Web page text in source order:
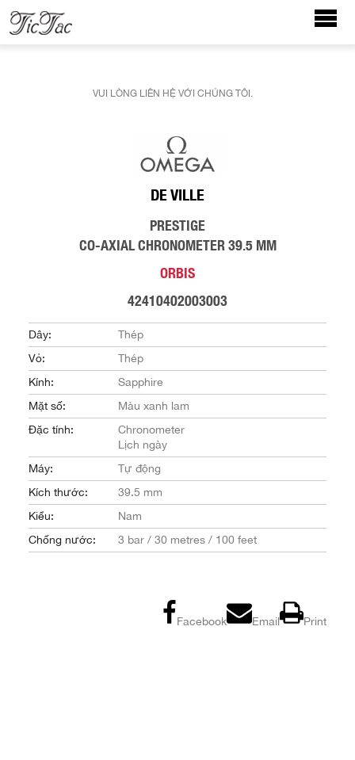
VUI LÒNG LIÊN HỆ VỚI CHÚNG TÔI.
DE VILLE
PRESTIGE
CO-AXIAL CHRONOMETER 39.5 MM
ORBIS
42410402003003
Dây:
Thép
Vỏ:
Thép
Kính:
Sapphire
Mặt số:
Màu xanh lam
Đặc tính:
Chronometer
Lịch ngày
Máy:
Tự động
Kích thước:
39.5 mm
Kiểu:
Nam
Chống nước:
3 bar / 30 metres / 100 feet
Facebook Email Print